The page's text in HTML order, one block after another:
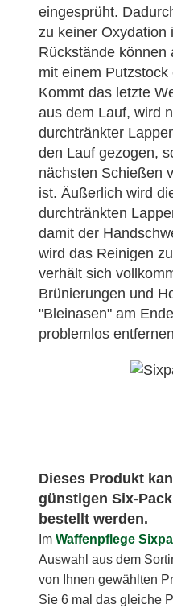
eingesprüht.
zu keiner Oxydation
Rückstände können
mit einem
Kommt das letzte
aus dem Lauf, wird
durchtränkter
den Lauf gezogen,
nächsten Schießen
ist. Äußerlich wird
durchtränkten
damit der
wird das Reinigen
verhält sich
Brünierungen und
"Bleinasen" am
problemlos
Dieses Produkt
günstigen Six-
bestellt werden.
Im Waffenpflege
Auswahl aus dem
von Ihnen gewählten
Sie 6 mal das gleiche